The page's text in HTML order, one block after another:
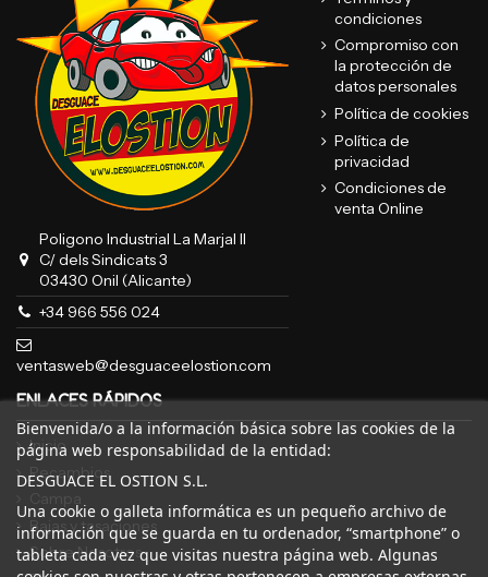
Poligono Industrial La Marjal II
C/ dels Sindicats 3
03430 Onil (Alicante)
+34 966 556 024
ventasweb@desguaceelostion.com
condiciones
Compromiso con
la protección de
datos personales
Política de cookies
Política de
privacidad
Condiciones de
venta Online
ENLACES RÁPIDOS
Inicio
Recambios
Bajas y tasaciones
Sobre Nosotros
Bienvenida/o a la información básica sobre las cookies de la
página web responsabilidad de la entidad:
DESGUACE EL OSTION S.L.
Una cookie o galleta informática es un pequeño archivo de
información que se guarda en tu ordenador, “smartphone” o
tableta cada vez que visitas nuestra página web. Algunas